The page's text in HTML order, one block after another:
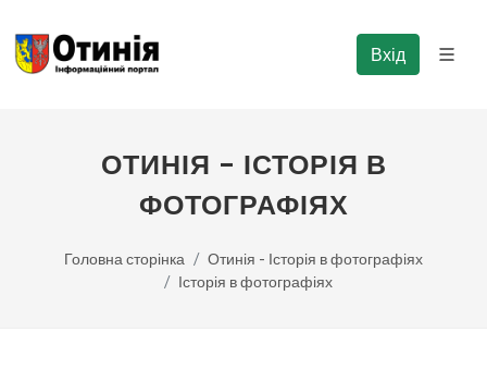
Вхід
ОТИНІЯ - ІСТОРІЯ В
ФОТОГРАФІЯХ
Головна сторінка
Отинія - Історія в фотографіях
Історія в фотографіях